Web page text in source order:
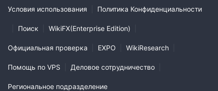
Условия использования Политика Конфиденциальности
Поиск WikiFX(Enterprise Edition)
Официальная проверка EXPO WikiResearch
Помощь по VPS Деловое сотрудничество
Региональное подразделение